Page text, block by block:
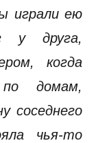
играли ею
у друга,
когда
домам,
соседнего
чья-то